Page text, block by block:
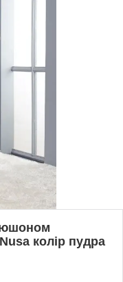
колір пудра